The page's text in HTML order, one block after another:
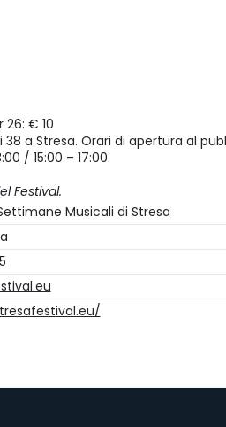
€ 10
a Stresa. Orari di apertura al
/ 15:00 – 17:00.
Festival.
Musicali di Stresa